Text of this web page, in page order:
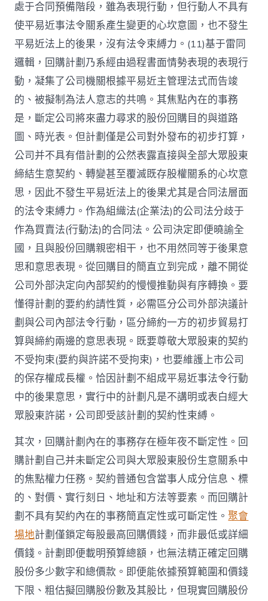
處于合同預備階段，雖為表現行動，但行動人不具有
使平易近事法令關系產生變更的心坎意圖，也不發生
平易近法上的後果，沒有法令束縛力。(11)基于雷同
邏輯，回購計劃乃系經由過程書面情勢表現的表現行
動，凝集了公司機關根據平易近主管理法式而告竣
的、被擬制為法人意志的共鳴。其焦點內在的事務
是，斷定公司將來盡力尋求的股份回購目的與道路
圖、時光表。但計劃僅是公司對外發布的初步打算，
公司并不具有借計劃的公然表露直接與全部大眾股東
締結生意契約、轉變甚至覆滅既存股權關系的心坎意
思，因此不發生平易近法上的後果尤其是合同法層面
的法令束縛力。作為組織法(企業法)的公司法分歧于
作為買賣法(行動法)的合同法。公司決定即便曉諭全
國，且與股份回購親密相干，也不用然同等于後果意
思和意思表現。從回購目的簡直立到完成，離不開從
公司外部決定向內部契約的慢慢推動與有序轉換。要
懂得計劃的要約約請性質，必需區分公司外部決議計
劃與公司內部法令行動，區分締約一方的初步貿易打
算與締約兩邊的意思表現。既要尊敬大眾股東的契約
不受拘束(要約與許諾不受拘束)，也要維護上市公司
的保存權成長權。恰因計劃不組成平易近事法令行動
中的後果意思，實行中的計劃凡是不講明或表白經大
眾股東許諾，公司即受該計劃的契約性束縛。
其次，回購計劃內在的事務存在極年夜不斷定性。回
購計劃自己并未斷定公司與大眾股東股份生意關系中
的焦點權力任務。契約普通包含當事人成分信息、標
的、對價、實行刻日、地址和方法等要素。而回購計
劃不具有契約內在的事務簡直定性或可斷定性。聚會
場地計劃僅鎖定每股最高回購價錢，而非最低或詳細
價錢。計劃即便載明預算總額，也無法精正確定回購
股份多少數字和總價款。即便能依據預算範圍和價錢
下限、粗估擬回購股份數及其股比，但現實回購股份